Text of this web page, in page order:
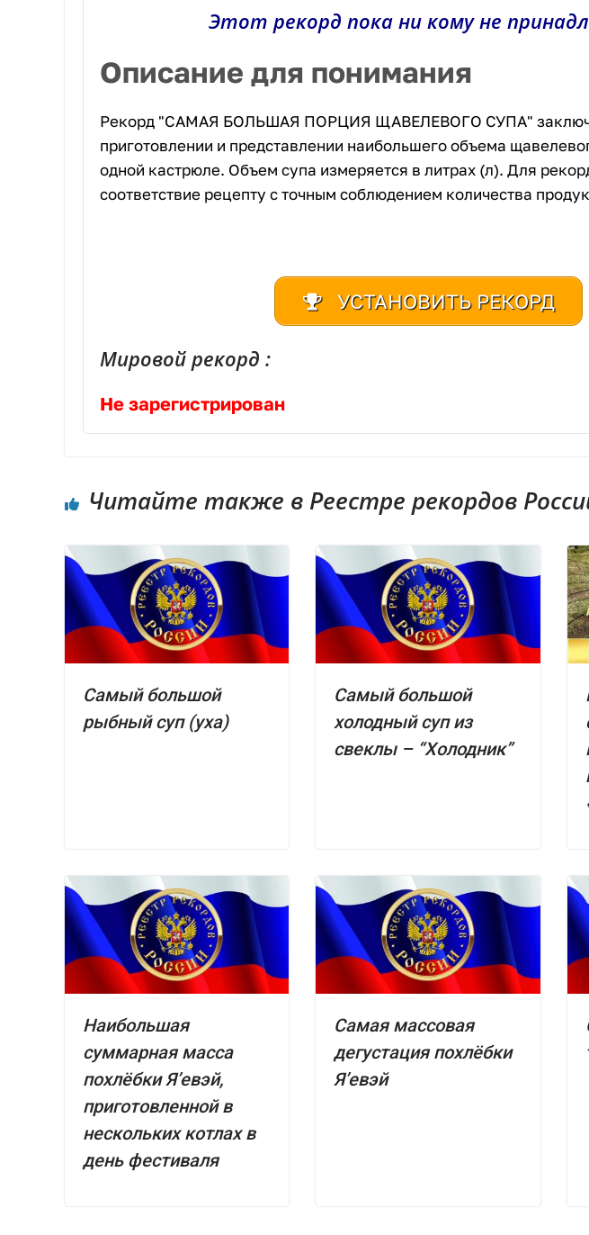
Этот рекорд пока ни кому не
Описание для понимания
Рекорд "САМАЯ БОЛЬШАЯ ПОРЦИЯ ЩАВЕЛЕВОГО СУПА"
приготовлении и представлении наибольшего объема
одной кастрюле. Объем супа измеряется в литрах (л). Для
соответствие рецепту с точным соблюдением количества
УСТАНОВИТЬ РЕКОРД
Мировой рекорд :
Не зарегистрирован
Читайте также в Реестре рекордов
Самый большой
рыбный суп (уха)
Самый большой
холодный суп из
свеклы – “Холодник”
Наибольшая
суммарная масса
похлёбки Я’евэй,
приготовленной в
нескольких котлах в
день фестиваля
Самая массовая
дегустация похлёбки
Я’евэй